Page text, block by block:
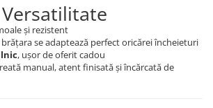
și rezistent
brățara se adaptează perfect oricărei încheieturi
, ușor de oferit cadou
manual, atent finisată și încărcată de